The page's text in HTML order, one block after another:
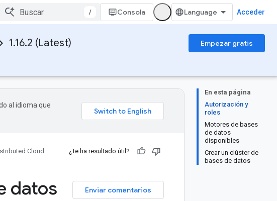
/ Consola Acceder
1.16.2 (Latest)
Empezar gratis
En esta página
Autorización y
roles
Motores de bases
de datos
disponibles
Crear un clúster de
bases de datos
al idioma que
Cloud
¿Te ha resultado útil?
Enviar comentarios
datos